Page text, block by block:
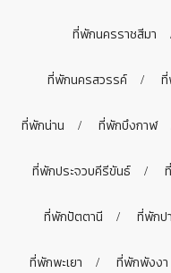
ที่พักนครราชสีมา
ที่พักนครสวรรค์
ที่พักน่าน ที่พักบึงกาฬ
ที่พักประจวบคีรีขันธ์
ที่พักปัตตานี ที่พักป
ที่พักพะเยา ที่พักพังงา